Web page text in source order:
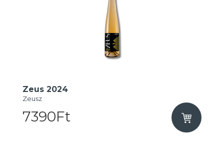
Zeus 2024
Zeusz
7390Ft